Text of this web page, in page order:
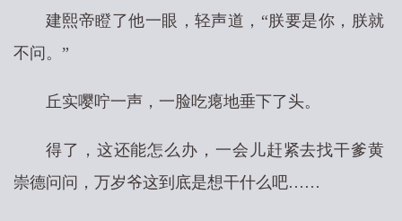
建熙帝瞪了他一眼，轻声道，“朕要是你，朕就
不问。”
丘实嘤咛一声，一脸吃瘪地垂下了头。
得了，这还能怎么办，一会儿赶紧去找干爹黄
崇德问问，万岁爷这到底是想干什么吧……